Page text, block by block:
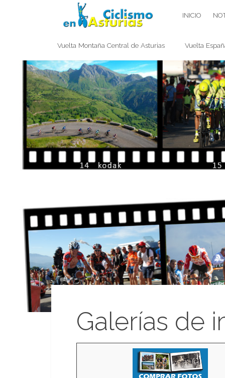
CICLISMO EN ASTURIAS INICIO
Vuelta Montaña Central de Asturias Vuelta
Galerías de